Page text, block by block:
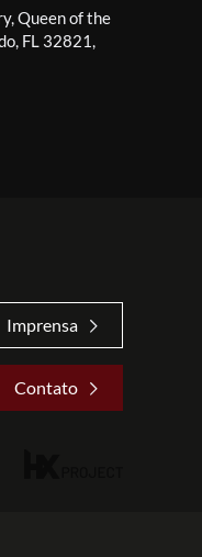
Queen of the
FL 32821,
Imprensa
Contato